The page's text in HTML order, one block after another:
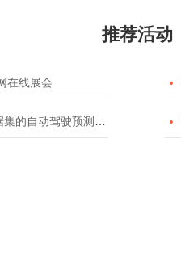
推荐活动
在线展会 
驾驶预测模型挑战赛 